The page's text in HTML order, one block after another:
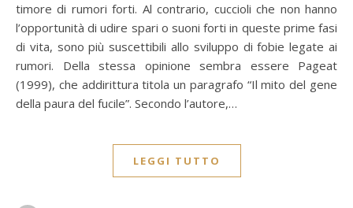
timore di rumori forti. Al contrario, cuccioli che non hanno
l’opportunità di udire spari o suoni forti in queste prime fasi
di vita, sono più suscettibili allo sviluppo di fobie legate ai
rumori. Della stessa opinione sembra essere Pageat
(1999), che addirittura titola un paragrafo “Il mito del gene
della paura del fucile”. Secondo l’autore,…
LEGGI TUTTO